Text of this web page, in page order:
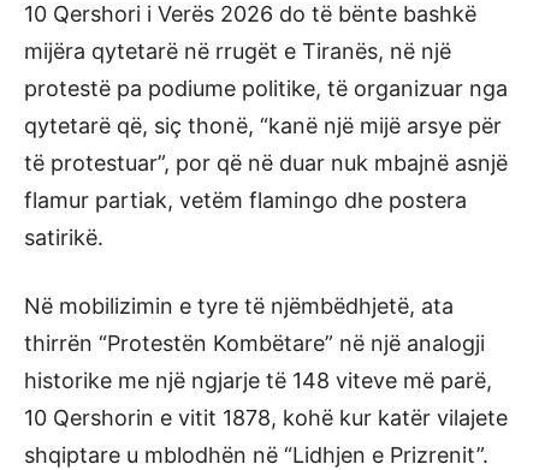
10 Qershori i Verës 2026 do të bënte bashkë
mijëra qytetarë në rrugët e Tiranës, në një
protestë pa podiume politike, të organizuar nga
qytetarë që, siç thonë, “kanë një mijë arsye për
të protestuar”, por që në duar nuk mbajnë asnjë
flamur partiak, vetëm flamingo dhe postera
satirikë.
Në mobilizimin e tyre të njëmbëdhjetë, ata
thirrën “Protestën Kombëtare” në një analogji
historike me një ngjarje të 148 viteve më parë,
10 Qershorin e vitit 1878, kohë kur katër vilajete
shqiptare u mblodhën në “Lidhjen e Prizrenit”.